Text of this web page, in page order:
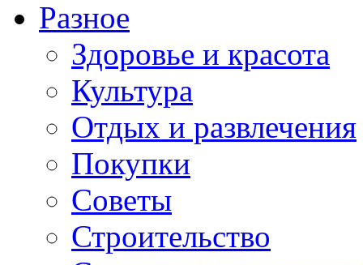
Разное
Здоровье и красота
Культура
Отдых и развлечения
Покупки
Советы
Строительство